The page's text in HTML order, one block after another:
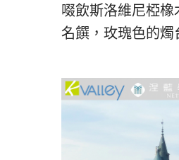
啜飲斯洛維尼椏
名饌，玫瑰色的燭